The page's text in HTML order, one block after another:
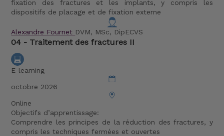
fixation des fractures et les implants, y compris les
dispositifs de placage et de fixation externe
Alexandre Fournet DVM, MSc, DipECVS
04 - Traitement des fractures II
E-learning
octobre 2026
Online
Objectifs d’apprentissage:
Comprendre les principes de la réduction des fractures, y
compris les techniques fermées et ouvertes